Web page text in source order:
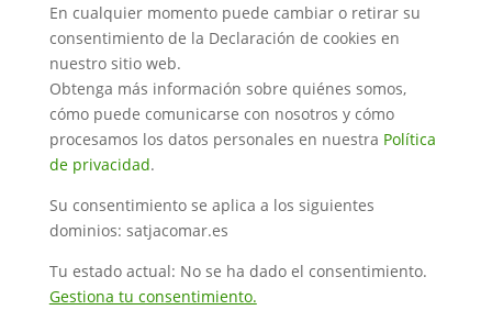
En cualquier momento puede cambiar o retirar su
consentimiento de la Declaración de cookies en
nuestro sitio web.
Obtenga más información sobre quiénes somos,
cómo puede comunicarse con nosotros y cómo
procesamos los datos personales en nuestra Política
de privacidad.
Su consentimiento se aplica a los siguientes
dominios: satjacomar.es
Tu estado actual: No se ha dado el consentimiento.
Gestiona tu consentimiento.